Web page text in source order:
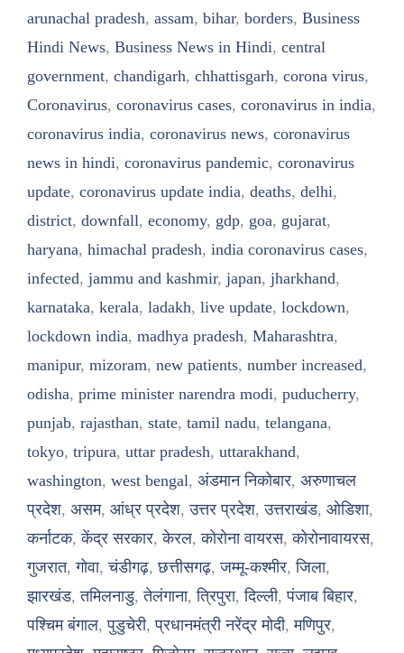
arunachal pradesh, assam, bihar, borders, Business
Hindi News, Business News in Hindi, central
government, chandigarh, chhattisgarh, corona virus,
Coronavirus, coronavirus cases, coronavirus in india,
coronavirus india, coronavirus news, coronavirus
news in hindi, coronavirus pandemic, coronavirus
update, coronavirus update india, deaths, delhi,
district, downfall, economy, gdp, goa, gujarat,
haryana, himachal pradesh, india coronavirus cases,
infected, jammu and kashmir, japan, jharkhand,
karnataka, kerala, ladakh, live update, lockdown,
lockdown india, madhya pradesh, Maharashtra,
manipur, mizoram, new patients, number increased,
odisha, prime minister narendra modi, puducherry,
punjab, rajasthan, state, tamil nadu, telangana,
tokyo, tripura, uttar pradesh, uttarakhand,
washington, west bengal, अंडमान निकोबार, अरुणाचल
प्रदेश, असम, आंध्र प्रदेश,उत्तर प्रदेश,उत्तराखंड, ओडिशा,
कर्नाटक,केंद्र सरकार,केरल,कोरोना वायरस,कोरोनावायरस,
गुजरात,गोवा,चंडीगढ़,छत्तीसगढ़,जम्मू-कश्मीर,जिला,
झारखंड,तमिलनाडु,तेलंगाना,त्रिपुरा,दिल्ली,पंजाब बिहार,
पश्चिम बंगाल,पुडुचेरी,प्रधानमंत्री नरेंद्र मोदी,मणिपुर,